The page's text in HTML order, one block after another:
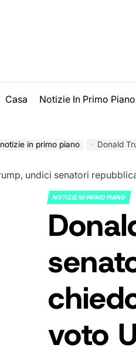
Casa Notizie In Primo Piano
notizie in primo piano Donald
POSTED
IN
NOTIZIE IN PRIMO PIANO
voto